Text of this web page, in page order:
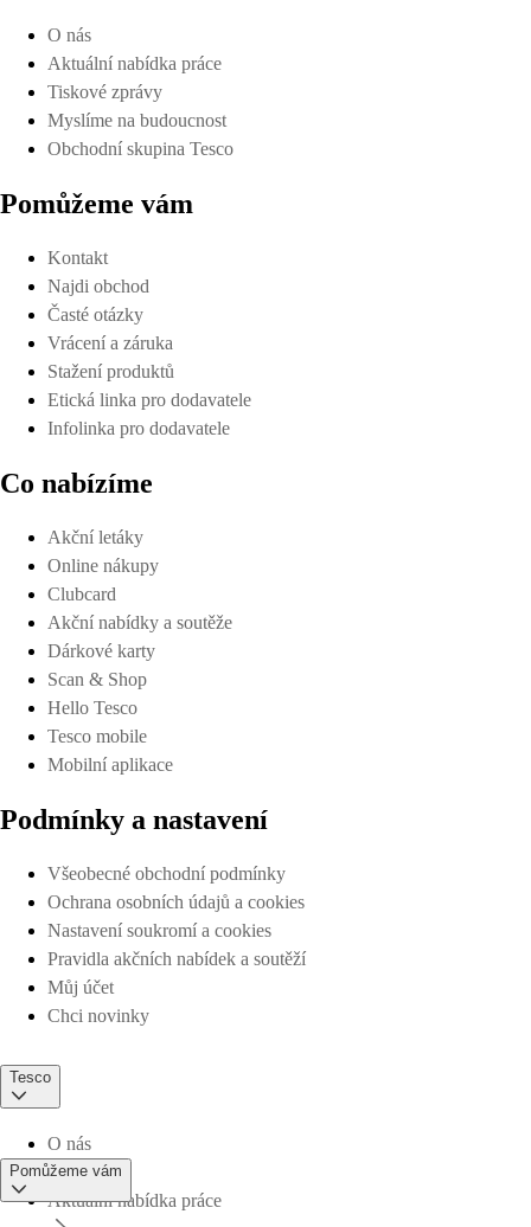
O nás
Aktuální nabídka práce
Tiskové zprávy
Myslíme na budoucnost
Obchodní skupina Tesco
Pomůžeme vám
Kontakt
Najdi obchod
Časté otázky
Vrácení a záruka
Stažení produktů
Etická linka pro dodavatele
Infolinka pro dodavatele
Co nabízíme
Akční letáky
Online nákupy
Clubcard
Akční nabídky a soutěže
Dárkové karty
Scan & Shop
Hello Tesco
Tesco mobile
Mobilní aplikace
Podmínky a nastavení
Všeobecné obchodní podmínky
Ochrana osobních údajů a cookies
Nastavení soukromí a cookies
Pravidla akčních nabídek a soutěží
Můj účet
Chci novinky
Tesco
O nás
Aktuální nabídka práce
Pomůžeme vám